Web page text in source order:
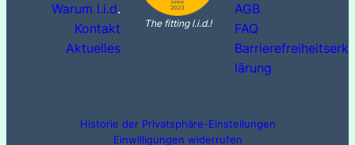
Warum l.i.d.
Kontakt
Aktuelles
The fitting l.i.d.!
AGB
FAQ
Barrierefreiheitserk
lärung
Historie der Privatsphäre-Einstellungen
Einwilligungen widerrufen